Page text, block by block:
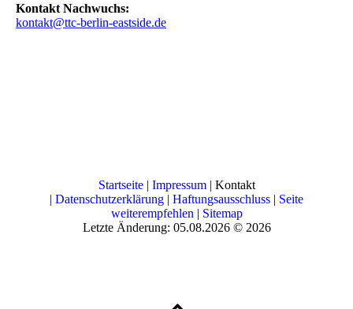
Kontakt Nachwuchs:
kontakt@ttc-berlin-eastside.de
Startseite| Impressum| Kontakt
| Datenschutzerklärung | Haftungsausschluss | Seite
weiterempfehlen | Sitemap
Letzte Änderung: 05.08.2026 © 2026